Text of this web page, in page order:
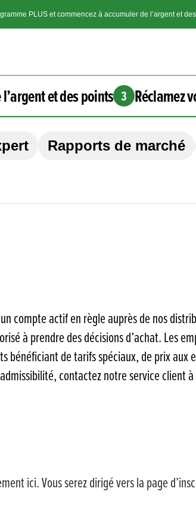
PLUS et commencez à accumuler de l’argent et
et des points 3 Réclamez
Rapports de marché
compte actif en règle auprès de nos
à prendre des décisions d’achat. Les
bénéficiant de tarifs spéciaux, de prix
contactez notre service client à
ici. Vous serez dirigé vers la page